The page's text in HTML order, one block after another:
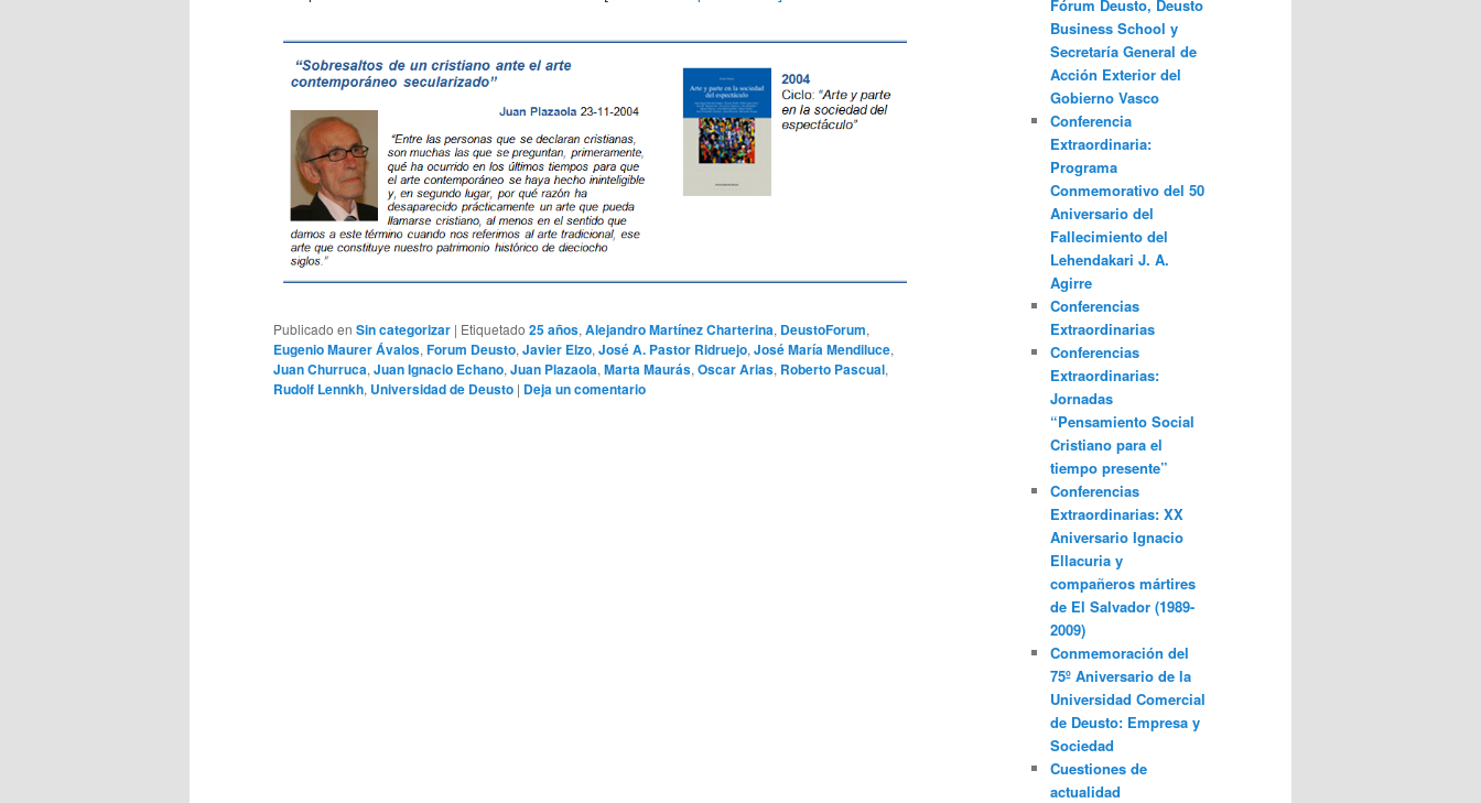
Publicado en Sin categorizar | Etiquetado 25 años, Alejandro Martínez Charterina, DeustoForum,
Eugenio Maurer Ávalos, Forum Deusto, Javier Elzo, José A. Pastor Ridruejo, José María Mendiluce,
Juan Churruca, Juan Ignacio Echano, Juan Plazaola, Marta Maurás, Oscar Arias, Roberto Pascual,
Rudolf Lennkh, Universidad de Deusto | Deja un comentario
Fórum Deusto, Deusto
Business School y
Secretaría General de
Acción Exterior del
Gobierno Vasco
Conferencia
Extraordinaria:
Programa
Conmemorativo del 50
Aniversario del
Fallecimiento del
Lehendakari J. A.
Agirre
Conferencias
Extraordinarias
Conferencias
Extraordinarias:
Jornadas
“Pensamiento Social
Cristiano para el
tiempo presente”
Conferencias
Extraordinarias: XX
Aniversario Ignacio
Ellacuria y
compañeros mártires
de El Salvador (1989-
2009)
Conmemoración del
75º Aniversario de la
Universidad Comercial
de Deusto: Empresa y
Sociedad
Cuestiones de
actualidad